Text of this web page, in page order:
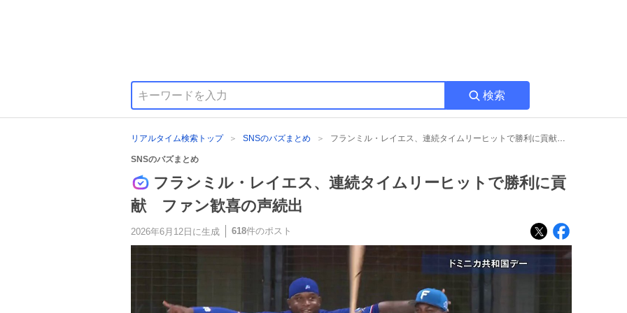
検索
リアルタイム検索トップ SNSのバズまとめ フランミル・レイエス、連続タイムリーヒットで勝利に貢献 ファン歓喜の声続出
SNSのバズまとめ
フランミル・レイエス、連続タイムリーヒットで勝利に貢
献 ファン歓喜の声続出
2026年6月12日 に生成 618件のポスト